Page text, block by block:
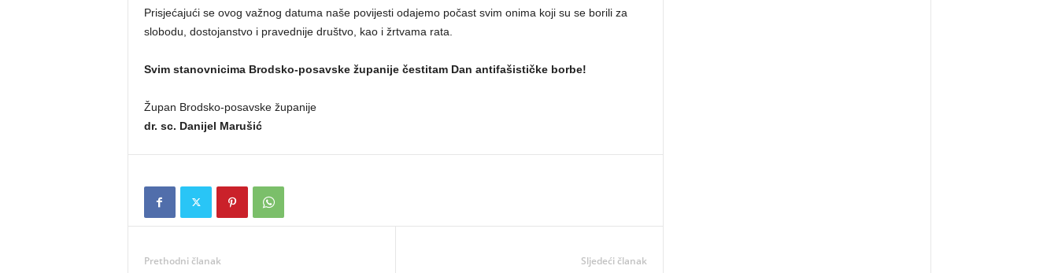
Prisjećajući se ovog važnog datuma naše povijesti odajemo počast svim onima koji su se borili za
slobodu, dostojanstvo i pravednije društvo, kao i žrtvama rata.
Svim stanovnicima Brodsko-posavske županije čestitam Dan antifašističke borbe!
Župan Brodsko-posavske županije
dr. sc. Danijel Marušić
Prethodni članak Sljedeći članak